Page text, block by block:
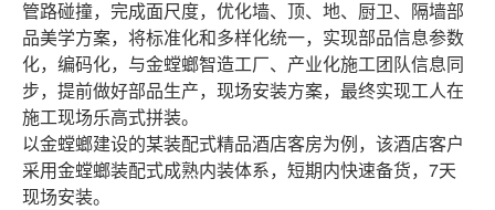
管路碰撞，完成面尺度，优化墙、顶、地、厨卫、隔墙部
品美学方案，将标准化和多样化统一，实现部品信息参数
化，编码化，与金螳螂智造工厂、产业化施工团队信息同
步，提前做好部品生产，现场安装方案，最终实现工人在
施工现场乐高式拼装。
以金螳螂建设的某装配式精品酒店客房为例，该酒店客户
采用金螳螂装配式成熟内装体系，短期内快速备货，7天
现场安装。